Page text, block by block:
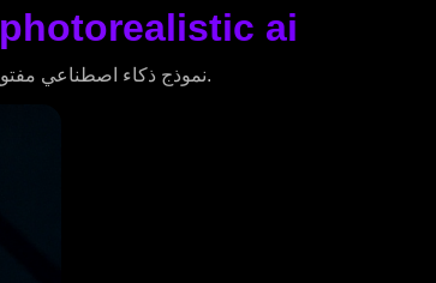
Flux 1 Krea: القوّة المطلقة ذات الوزن المفتوح التي تعيد تعريف photorealistic ai
افتح واقعية سينمائية مع Flux 1 Krea—نموذج ذكاء اصطناعي مفتوح لتوليد الصور الفوتوريالية بسرعة. مجاني للاستخدام الشخصي، مثالي للمبدعين والاستوديوهات.